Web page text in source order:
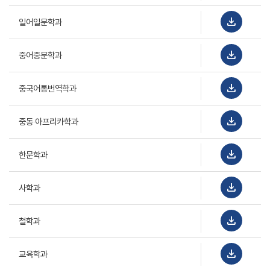
일어일문학과 download
중어중문학과 download
중국어통번역학과 download
중동‧아프리카학과 download
한문학과 download
사학과 download
철학과 download
교육학과 download